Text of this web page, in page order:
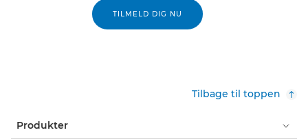
TILMELD DIG NU
Tilbage til toppen
Produkter